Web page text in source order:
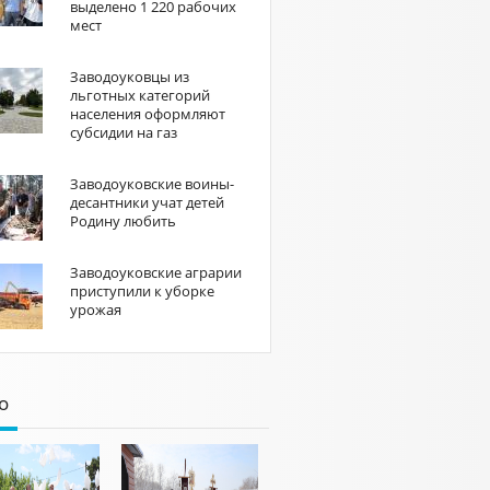
выделено 1 220 рабочих
мест
Заводоуковцы из
льготных категорий
населения оформляют
субсидии на газ
Заводоуковские воины-
десантники учат детей
Родину любить
Заводоуковские аграрии
приступили к уборке
урожая